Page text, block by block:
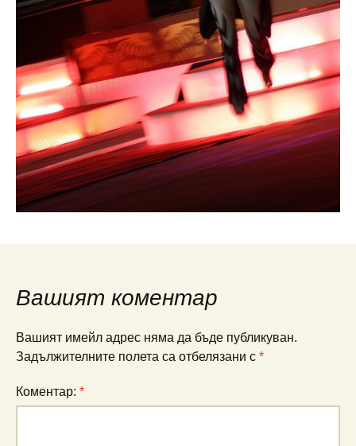
Вашият коментар
Вашият имейл адрес няма да бъде публикуван.
Задължителните полета са отбелязани с *
Коментар: *